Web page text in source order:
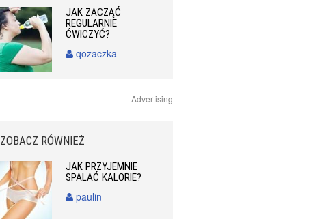
JAK ZACZĄĆ
REGULARNIE
ĆWICZYĆ?
qozaczka
Advertising
ZOBACZ RÓWNIEŻ
JAK PRZYJEMNIE
SPALAĆ KALORIE?
paulin